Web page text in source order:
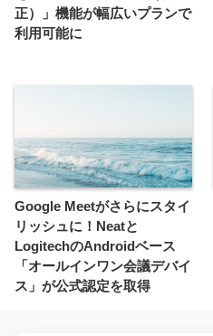
正）」機能が幅広いプランで
利用可能に
Google Meetがさらにスタイ
リッシュに！Neatと
LogitechのAndroidベース
「オールインワン会議デバイ
ス」が公式認定を取得